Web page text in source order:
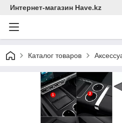
Интернет-магазин Have.kz
Каталог товаров